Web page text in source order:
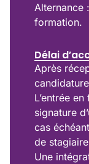
Alternance
formation.
Délai
Après
L’entrée
signature
cas
de
Une